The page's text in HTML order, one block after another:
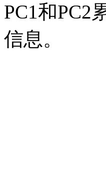
PC1和PC2
信息。